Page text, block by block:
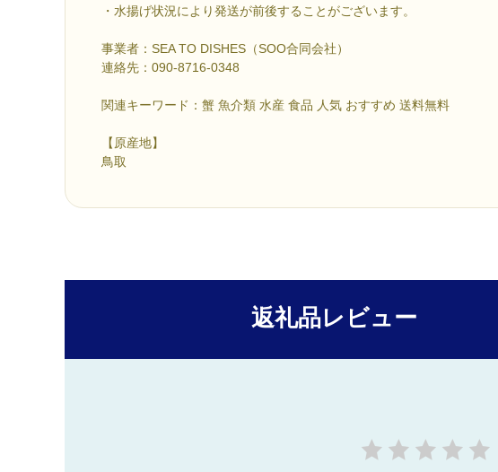
・水揚げ状況により発送が前後することがございます。
事業者：SEA TO DISHES（SOO合同会社）
連絡先：090-8716-0348
関連キーワード：蟹 魚介類 水産 食品 人気 おすすめ 送料無料
【原産地】
鳥取
返礼品レビュー